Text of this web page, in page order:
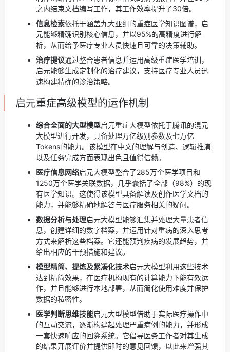
之内结束文档编写工作，其工作效率提升了30倍。
信息检索依托于涵盖九大亚组的重症医学知识图谱，启
元能够精确识别核心信息，并以95%的高精度进行解
析，从而给予医疗专业人员快速且可靠的决策辅助。
治疗提议通过整合患者信息并运用高级重症医学培训，
启元能够生成定制化的治疗建议，支持医疗专业人员迅
速构建精确的诊治策略。
启元重症高级模型的运作机制
综合全面的大型模型启元重症大模型依托于腾讯的混元
大模型进行开发，具备处理万亿级别参数及七万亿
Tokens的能力。该模型在中文的理解与创造、逻辑推演
以及任务完成方面表现出色且值得信赖。
医疗信息网络启元大模型整合了285万个医学项目和
1250万个医学关联数据，几乎囊括了全部（98%）的现
有医学知识。这使得该模型具备解读及创作医学文档的
能力，并能够精确地解答与医疗服务相关的疑问。
数据分析与处理启元大模型能够汇集并处理大量患者信
息，创建详细的数字档案，并运用针对重病的深入思考
方式来解析这些档案。它还能预判疾病的发展趋势，并
给出相应的干预措施和建议。
模型精简、提炼及紧凑化技术启元大模型利用这些技术
达到精简效果，在医疗机构现有的计算能力下能有效运
作，并且能够进行本地部署，从而简化使用难度并保护
数据的私密性。
医学判断思维技能启元大型模型借助于实际医疗操作中
的互动交流，逐渐构建起处理严重病例的能力，并形成
一套快速响应的回溯系统。它倡导医务工作者对其生成
的结果开展评价并提供即时的意见回馈，以此来增强其